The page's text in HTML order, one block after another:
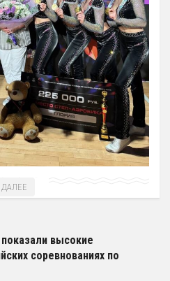
ДАЛЕЕ
высокие
соревнованиях по